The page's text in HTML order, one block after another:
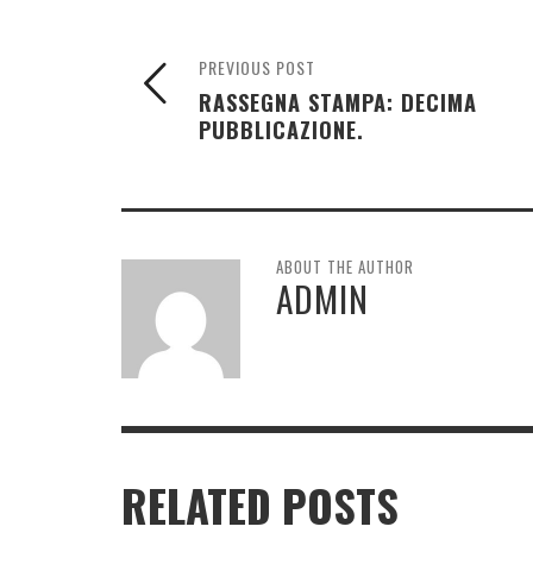
PREVIOUS POST
RASSEGNA STAMPA: DECIMA
PUBBLICAZIONE.
ABOUT THE AUTHOR
ADMIN
RELATED POSTS